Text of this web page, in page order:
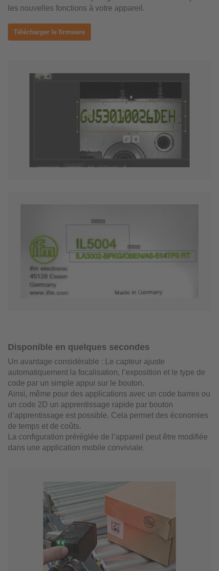
les nouvelles fonctions à votre appareil.
Télécharger le firmware
Disponible en quelques secondes
Un avantage considérable : Le capteur ajuste
automatiquement la focalisation, l’exposition et le type de
code par un simple appui sur le bouton.
Ainsi, même pour des applications avec un code barres ou
un code 2D un apprentissage rapide par bouton
d’apprentissage est possible. Cela permet des économies
de temps et de coûts.
La configuration préréglée de l’appareil peut être modifiée
dans une application mobile conviviale.